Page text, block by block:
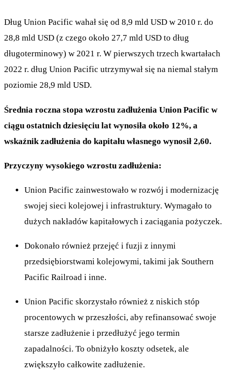
Dług Union Pacific wahał się od 8,9 mld USD w 2010 r. do
28,8 mld USD (z czego około 27,7 mld USD to dług
długoterminowy) w 2021 r. W pierwszych trzech kwartałach
2022 r. dług Union Pacific utrzymywał się na niemal stałym
poziomie 28,9 mld USD.
Średnia roczna stopa wzrostu zadłużenia Union Pacific w
ciągu ostatnich dziesięciu lat wynosiła około 12%, a
wskaźnik zadłużenia do kapitału własnego wynosił 2,60.
Przyczyny wysokiego wzrostu zadłużenia:
Union Pacific zainwestowało w rozwój i modernizację
swojej sieci kolejowej i infrastruktury. Wymagało to
dużych nakładów kapitałowych i zaciągania pożyczek.
Dokonało również przejęć i fuzji z innymi
przedsiębiorstwami kolejowymi, takimi jak Southern
Pacific Railroad i inne.
Union Pacific skorzystało również z niskich stóp
procentowych w przeszłości, aby refinansować swoje
starsze zadłużenie i przedłużyć jego termin
zapadalności. To obniżyło koszty odsetek, ale
zwiększyło całkowite zadłużenie.